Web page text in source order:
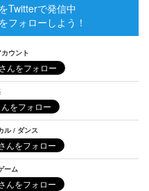
Twitterで発信中
フォローしよう！
ウント
ル / ダンス
ーム